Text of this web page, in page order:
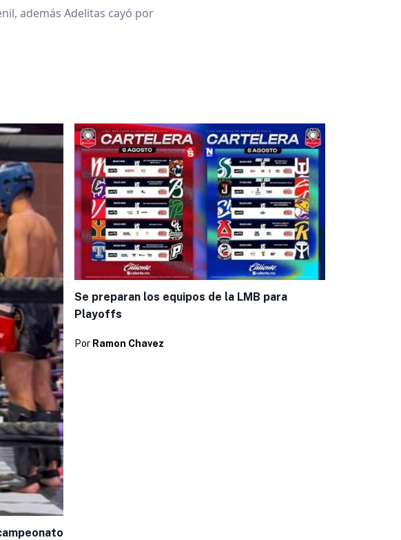
además Adelitas cayó por
Se preparan los equipos de la LMB para
Playoffs
Por Ramon Chavez